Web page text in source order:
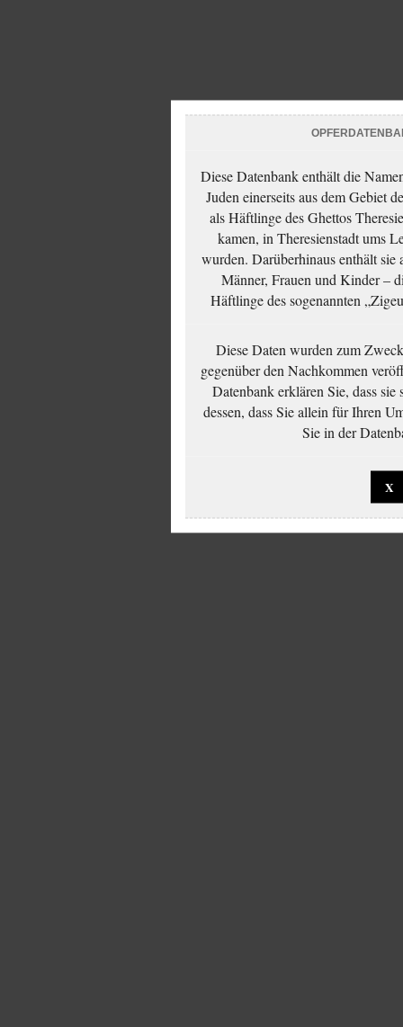
Diese Datenbank enthält die
Juden einerseits aus dem Gebiet
als Häftlinge des Ghettos
kamen, in Theresienstadt ums
wurden. Darüberhinaus enthält
Männer, Frauen und Kinder –
Häftlinge des sogenannten
Diese Daten wurden zum
gegenüber den Nachkommen
Datenbank erklären Sie, dass sie
dessen, dass Sie allein für Ihren
Sie in der
X